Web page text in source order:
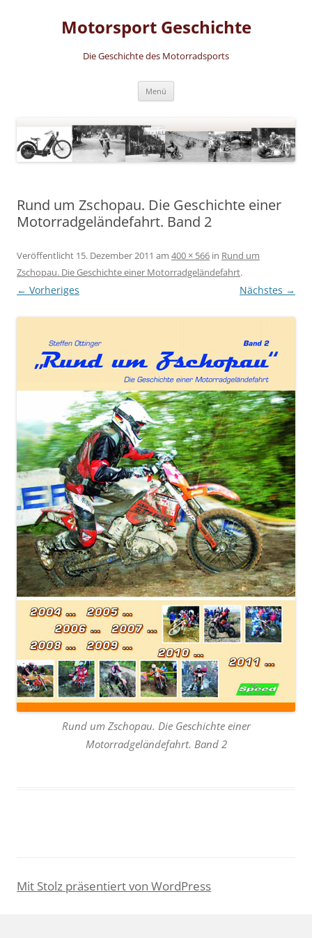
Motorsport Geschichte
Die Geschichte des Motorradsports
Menü
Rund um Zschopau. Die Geschichte einer
Motorradgeländefahrt. Band 2
Veröffentlicht 15. Dezember 2011 am 400 × 566 in Rund um
Zschopau. Die Geschichte einer Motorradgeländefahrt.
← Vorheriges Nächstes →
Rund um Zschopau. Die Geschichte einer
Motorradgeländefahrt. Band 2
Mit Stolz präsentiert von WordPress